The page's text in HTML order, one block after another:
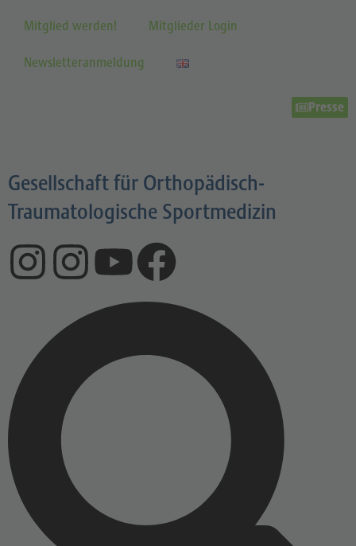
Mitglied werden! Mitglieder Login
Newsletteranmeldung
Presse
Gesellschaft für Orthopädisch-
Traumatologische Sportmedizin